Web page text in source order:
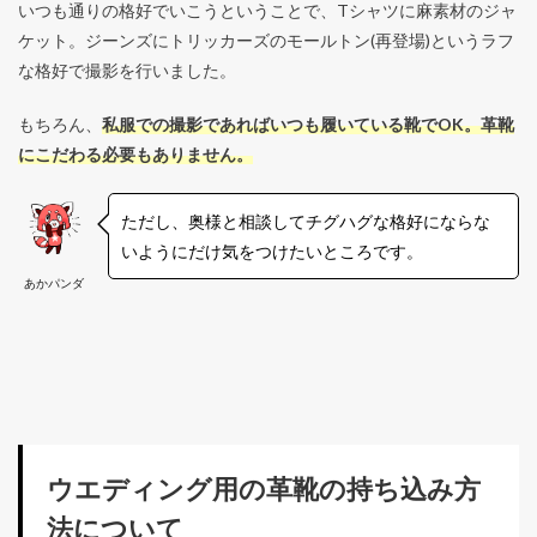
いつも通りの格好でいこうということで、Tシャツに麻素材のジャ
ケット。ジーンズにトリッカーズのモールトン(再登場)というラフ
な格好で撮影を行いました。
もちろん、 私服での撮影であればいつも履いている靴でOK。革靴
にこだわる必要もありません。
あかパンダ
ただし、奥様と相談してチグハグな格好にならな
いようにだけ気をつけたいところです。
ウエディング用の革靴の持ち込み方
法について